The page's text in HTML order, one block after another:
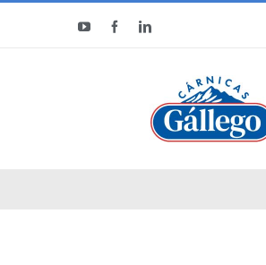
YouTubeFacebookLinkedIn